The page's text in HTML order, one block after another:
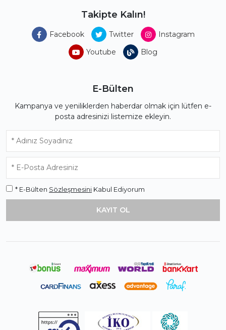
Takipte Kalın!
Facebook Twitter
Instagram
Youtube
Blog
E-Bülten
Kampanya ve yeniliklerden haberdar olmak için lütfen e-
posta adresinizi listemize ekleyin.
* E-Bülten Sözleşmesini Kabul Ediyorum